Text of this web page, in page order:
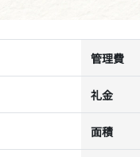
管理費
礼金
面積